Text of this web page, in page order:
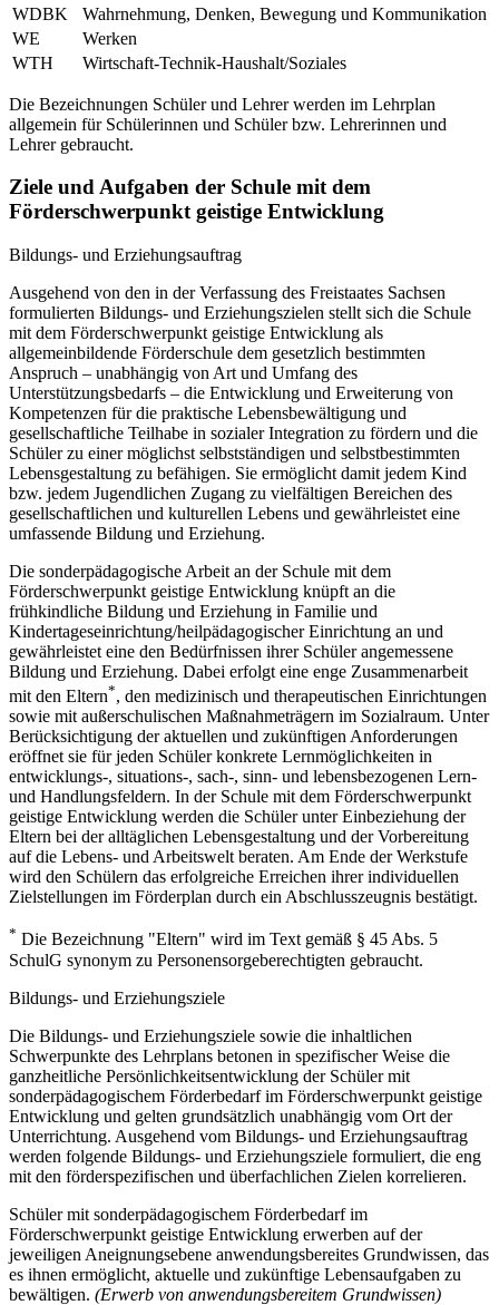
WDBK
Wahrnehmung, Denken, Bewegung und Kommunikation
WE
Werken
WTH
Wirtschaft-Technik-Haushalt/Soziales
Die Bezeichnungen Schüler und Lehrer werden im Lehrplan
allgemein für Schülerinnen und Schüler bzw. Lehrerinnen und
Lehrer gebraucht.
Ziele und Aufgaben der Schule mit dem
Förderschwerpunkt geistige Entwicklung
Bildungs- und Erziehungsauftrag
Ausgehend von den in der Verfassung des Freistaates Sachsen
formulierten Bildungs- und Erziehungszielen stellt sich die Schule
mit dem Förderschwerpunkt geistige Entwicklung als
allgemeinbildende Förderschule dem gesetzlich bestimmten
Anspruch – unabhängig von Art und Umfang des
Unterstützungsbedarfs – die Entwicklung und Erweiterung von
Kompetenzen für die praktische Lebensbewältigung und
gesellschaftliche Teilhabe in sozialer Integration zu fördern und die
Schüler zu einer möglichst selbstständigen und selbstbestimmten
Lebensgestaltung zu befähigen. Sie ermöglicht damit jedem Kind
bzw. jedem Jugendlichen Zugang zu vielfältigen Bereichen des
gesellschaftlichen und kulturellen Lebens und gewährleistet eine
umfassende Bildung und Erziehung.
Die sonderpädagogische Arbeit an der Schule mit dem
Förderschwerpunkt geistige Entwicklung knüpft an die
frühkindliche Bildung und Erziehung in Familie und
Kindertageseinrichtung/heilpädagogischer Einrichtung an und
gewährleistet eine den Bedürfnissen ihrer Schüler angemessene
Bildung und Erziehung. Dabei erfolgt eine enge Zusammenarbeit
mit den Eltern*, den medizinisch und therapeutischen Einrichtungen
sowie mit außerschulischen Maßnahmeträgern im Sozialraum. Unter
Berücksichtigung der aktuellen und zukünftigen Anforderungen
eröffnet sie für jeden Schüler konkrete Lernmöglichkeiten in
entwicklungs-, situations-, sach-, sinn- und lebensbezogenen Lern-
und Handlungsfeldern. In der Schule mit dem Förderschwerpunkt
geistige Entwicklung werden die Schüler unter Einbeziehung der
Eltern bei der alltäglichen Lebensgestaltung und der Vorbereitung
auf die Lebens- und Arbeitswelt beraten. Am Ende der Werkstufe
wird den Schülern das erfolgreiche Erreichen ihrer individuellen
Zielstellungen im Förderplan durch ein Abschlusszeugnis bestätigt.
* Die Bezeichnung "Eltern" wird im Text gemäß § 45 Abs. 5
SchulG synonym zu Personensorgeberechtigten gebraucht.
Bildungs- und Erziehungsziele
Die Bildungs- und Erziehungsziele sowie die inhaltlichen
Schwerpunkte des Lehrplans betonen in spezifischer Weise die
ganzheitliche Persönlichkeitsentwicklung der Schüler mit
sonderpädagogischem Förderbedarf im Förderschwerpunkt geistige
Entwicklung und gelten grundsätzlich unabhängig vom Ort der
Unterrichtung. Ausgehend vom Bildungs- und Erziehungsauftrag
werden folgende Bildungs- und Erziehungsziele formuliert, die eng
mit den förderspezifischen und überfachlichen Zielen korrelieren.
Schüler mit sonderpädagogischem Förderbedarf im
Förderschwerpunkt geistige Entwicklung erwerben auf der
jeweiligen Aneignungsebene anwendungsbereites Grundwissen, das
es ihnen ermöglicht, aktuelle und zukünftige Lebensaufgaben zu
bewältigen. (Erwerb von anwendungsbereitem Grundwissen)